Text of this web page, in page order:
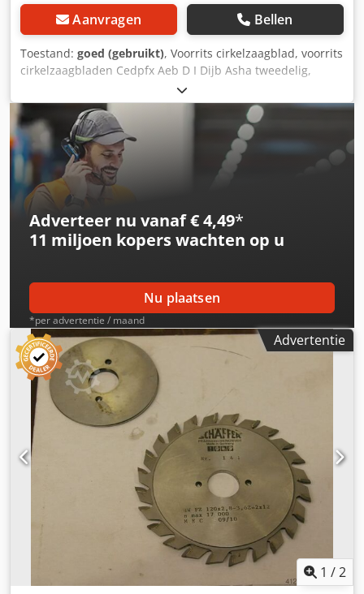
Aanvragen Bellen
Toestand: goed (gebruikt), Voorrits cirkelzaagblad, voorrits
cirkelzaagbladen Cedpfx Aeb D I Dijb Asha tweedelig,
verstelbaar: 120 x 2,8-3,6 mm voor het voorritsen van
plaatmaterialen, laminaat, ... voorzien van hardmetalen
tanden gewicht: 0,3 kg
Adverteer nu vanaf € 4,49*
11 miljoen koperswachten op u
Nu plaatsen
*per advertentie / maand
Advertentie
1 /2